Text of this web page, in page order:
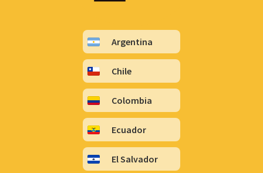
Argentina
Chile
Colombia
Ecuador
El Salvador